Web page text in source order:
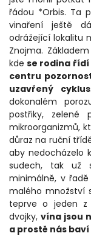
řádou *Orbis. Ta
vinaření ještě
odrážející lokalitu
Znojma.
kdese rodina
centru
uzavřený cyklus
dokonalém
postřiky, zelené
mikroorganizmů,
důraz na ruční
aby nedocházelo
sudech, tak už
minimálně, v
malého množství
teprve o jeden z
dvojky, vína jsou
a prostě nás